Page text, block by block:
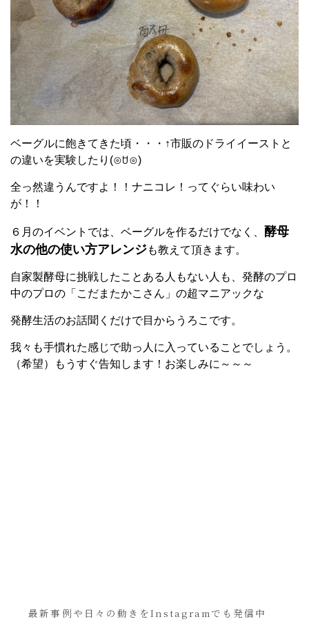
ベーグルに飽きてきた頃・・・↑市販のドライイーストと
の違いを実験したり (⊙ꇴ⊙)
全っ然違うんですよ！！ナニコレ！ってぐらい味わい
が！！
６月のイベントでは、ベーグルを作るだけでなく、 酵母
水の他の使い方アレンジも教えて頂きます。
自家製酵母に挑戦したことある人もない人も、発酵のプロ
中のプロの「こだまたかこさん」の超マニアックな
発酵生活のお話聞くだけで目からうろこです。
我々も手慣れた感じで助っ人に入っていることでしょう。
（希望）もうすぐ告知します！お楽しみに～～～
最新事例や日々の動きをInstagramでも発信中